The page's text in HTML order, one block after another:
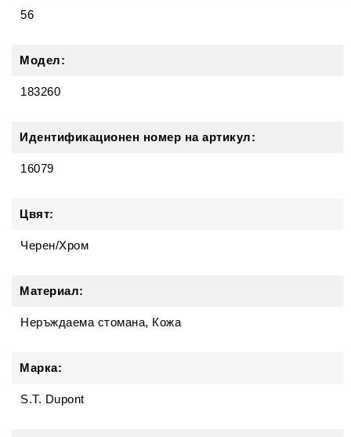
56
Модел:
183260
Идентификационен номер на артикул:
16079
Цвят:
Черен/Хром
Материал:
Неръждаема стомана, Кожа
Марка:
S.T. Dupont